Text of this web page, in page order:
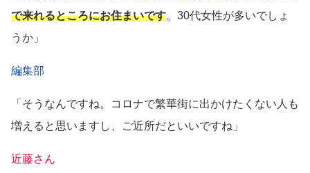
で来れるところにお住まいです。30代女性が多いでしょ
うか」
編集部
「そうなんですね。コロナで繁華街に出かけたくない人も
増えると思いますし、ご近所だといいですね」
近藤さん